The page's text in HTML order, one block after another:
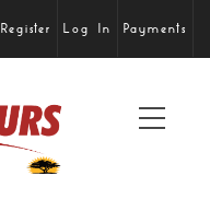
Register Log In Payments